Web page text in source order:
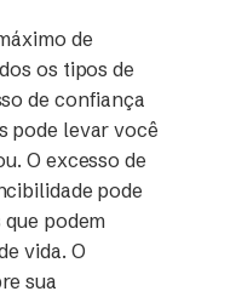
de
os tipos de
de confiança
pode levar você
O excesso de
pode
podem
vida. O
sua